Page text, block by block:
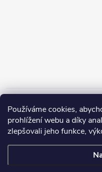
Používáme cookies,
prohlížení webu a díky
zlepšovali jeho funkce,